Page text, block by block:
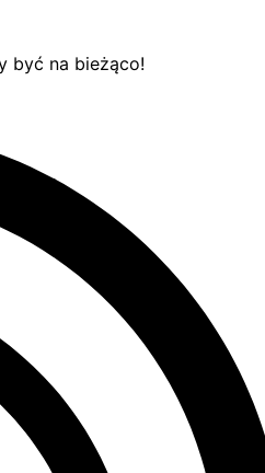
być na bieżąco!